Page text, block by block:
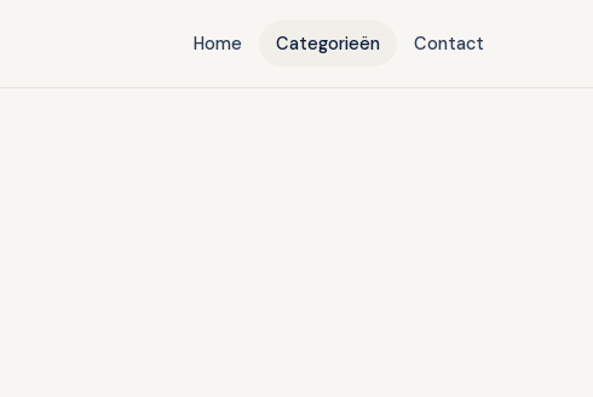
Home Categorieën Contact